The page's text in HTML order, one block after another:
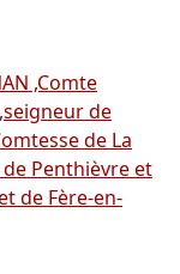
,Comte
de
de La
Penthièvre et
de Fère-en-